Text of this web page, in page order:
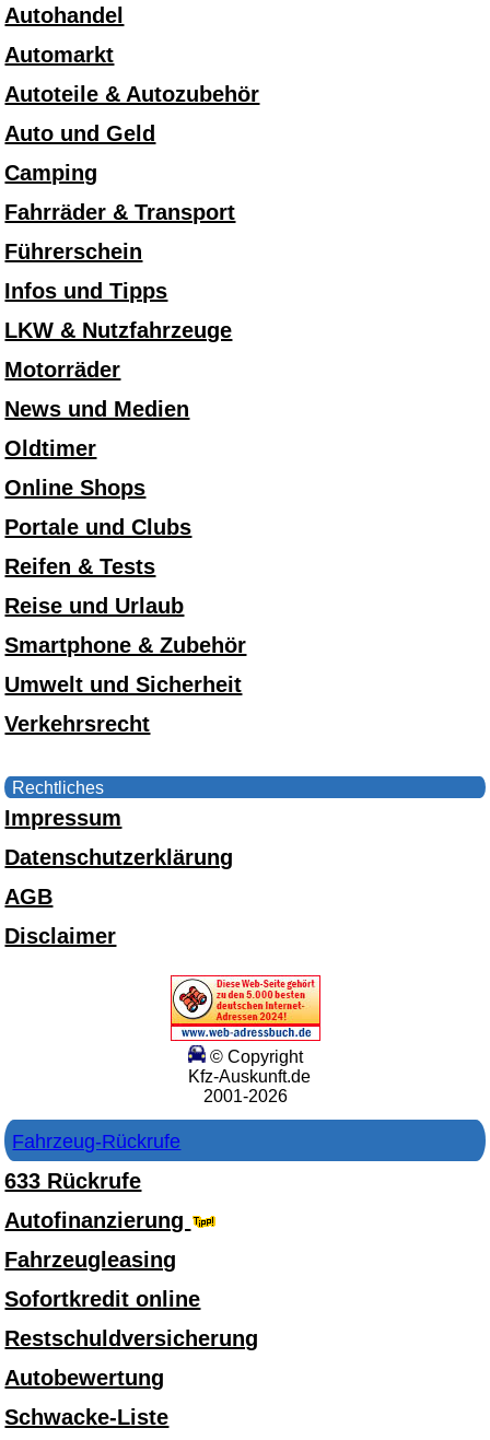
Autohandel
Automarkt
Autoteile & Autozubehör
Auto und Geld
Camping
Fahrräder & Transport
Führerschein
Infos und Tipps
LKW & Nutzfahrzeuge
Motorräder
News und Medien
Oldtimer
Online Shops
Portale und Clubs
Reifen & Tests
Reise und Urlaub
Smartphone & Zubehör
Umwelt und Sicherheit
Verkehrsrecht
Rechtliches
Impressum
Datenschutzerklärung
AGB
Disclaimer
© Copyright
Kfz-Auskunft.de
2001-2026
Fahrzeug-Rückrufe
633 Rückrufe
Autofinanzierung
Fahrzeugleasing
Sofortkredit online
Restschuldversicherung
Autobewertung
Schwacke-Liste